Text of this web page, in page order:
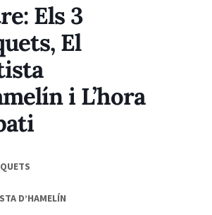
Els 3
El
i L’hora
D’HAMELÍN